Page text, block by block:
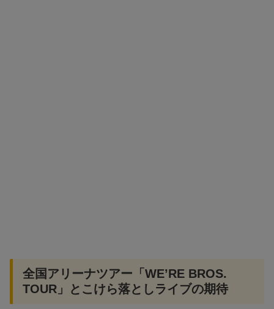
全国アリーナツアー「WE’RE BROS.
TOUR」とこけら落としライブの期待